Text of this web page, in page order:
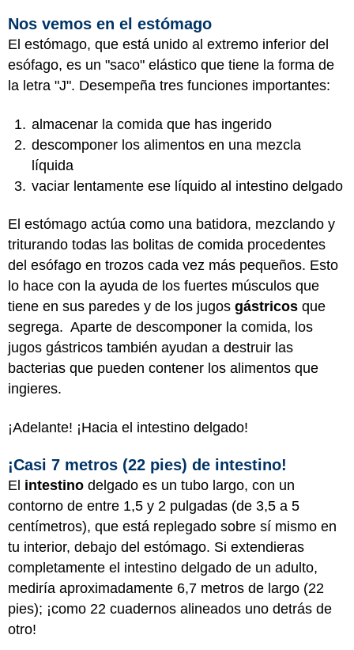
Nos vemos en el estómago
El estómago, que está unido al extremo inferior del
esófago, es un "saco" elástico que tiene la forma de
la letra "J". Desempeña tres funciones importantes:
almacenar la comida que has ingerido
descomponer los alimentos en una mezcla
líquida
vaciar lentamente ese líquido al intestino delgado
El estómago actúa como una batidora, mezclando y
triturando todas las bolitas de comida procedentes
del esófago en trozos cada vez más pequeños. Esto
lo hace con la ayuda de los fuertes músculos que
tiene en sus paredes y de los jugos gástricos que
segrega. Aparte de descomponer la comida, los
jugos gástricos también ayudan a destruir las
bacterias que pueden contener los alimentos que
ingieres.
¡Adelante! ¡Hacia el intestino delgado!
¡Casi 7 metros (22 pies) de intestino!
El intestino delgado es un tubo largo, con un
contorno de entre 1,5 y 2 pulgadas (de 3,5 a 5
centímetros), que está replegado sobre sí mismo en
tu interior, debajo del estómago. Si extendieras
completamente el intestino delgado de un adulto,
mediría aproximadamente 6,7 metros de largo (22
pies); ¡como 22 cuadernos alineados uno detrás de
otro!